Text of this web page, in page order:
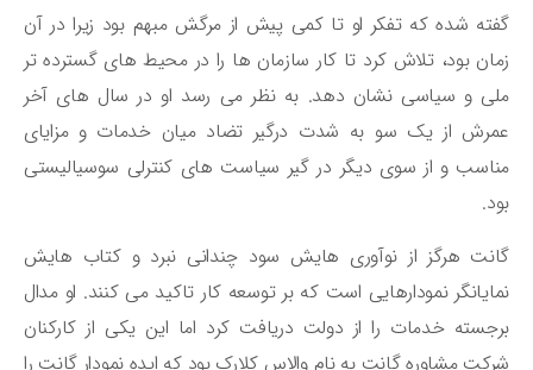
شده که تفکر او تا کمی پیش از مرگش مبهم بود زیرا در آن
بود، تلاش کرد تا کار سازمان‌ ها را در محیط‌ های گسترده‌ تر
و سیاسی نشان دهد. به نظر می‌ رسد او در سال ‌های آخر
از یک سو به شدت درگیر تضاد میان خدمات و مزایای
و از سوی دیگر در گیر سیاست ‌های کنترلی سوسیالیستی
هرگز از نوآوری ‌هایش سود چندانی نبرد و کتاب ‌هایش
نمودارهایی است که بر توسعه‌ کار تاکید می‌ کنند. او مدال
خدمات را از دولت دریافت کرد اما این یکی از کارکنان
مشاوره‌ گانت به نام والاس کلارک بود که ایده‌ نمودار گانت را